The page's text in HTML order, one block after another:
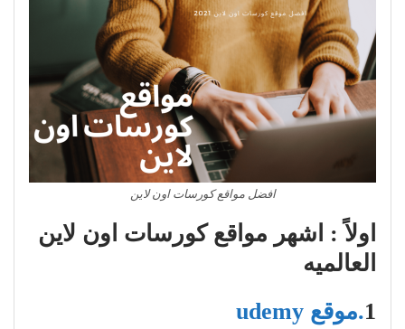
افضل مواقع كورسات اون لاين
اولاً : اشهر مواقع كورسات اون لاين
العالميه
1.موقع udemy